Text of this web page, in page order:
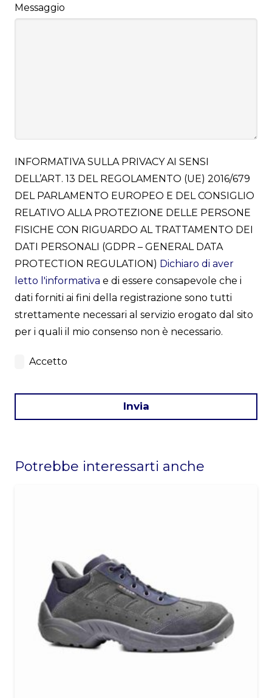
Messaggio
INFORMATIVA SULLA PRIVACY AI SENSI
DELL’ART. 13 DEL REGOLAMENTO (UE) 2016/679
DEL PARLAMENTO EUROPEO E DEL CONSIGLIO
RELATIVO ALLA PROTEZIONE DELLE PERSONE
FISICHE CON RIGUARDO AL TRATTAMENTO DEI
DATI PERSONALI (GDPR – GENERAL DATA
PROTECTION REGULATION) Dichiaro di aver
letto l'informativa e di essere consapevole che i
dati forniti ai fini della registrazione sono tutti
strettamente necessari al servizio erogato dal sito
per i quali il mio consenso non è necessario.
Accetto
Invia
should
Potrebbe interessarti anche